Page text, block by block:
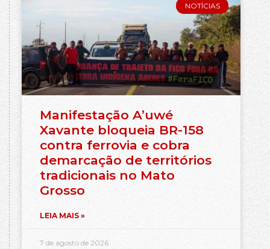
NOTÍCIAS
Manifestação A’uwé
Xavante bloqueia BR-158
contra ferrovia e cobra
demarcação de territórios
tradicionais no Mato
Grosso
LEIA MAIS »
7 de agosto de 2026